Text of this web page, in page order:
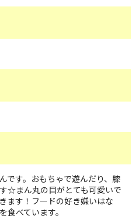
です。おもちゃで遊んだり、膝
☆まん丸の目がとても可愛いで
ます！フードの好き嫌いはな
食べています。